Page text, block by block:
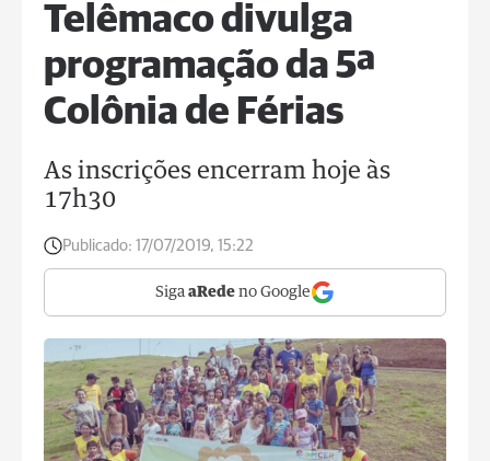
Telêmaco divulga
programação da 5ª
Colônia de Férias
As inscrições encerram hoje às
17h30
Publicado: 17/07/2019, 15:22
Siga aRede no Google